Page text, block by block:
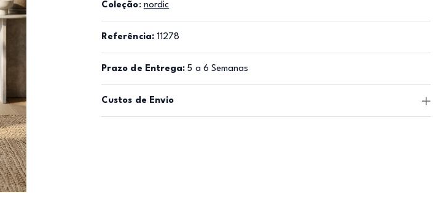
Coleção: nordic
Referência: 11278
Prazo de Entrega: 5 a 6 Semanas
Custos de Envio